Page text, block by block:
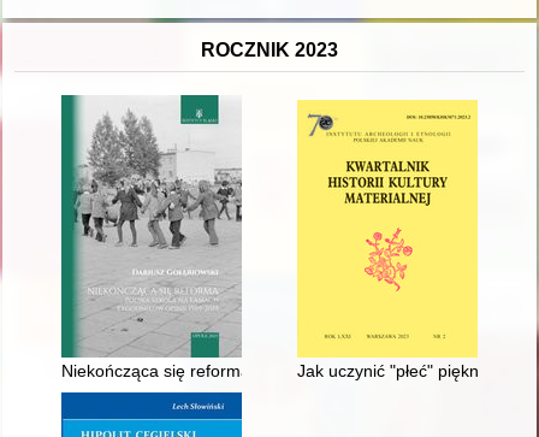
ROCZNIK 2023
Niekończąca się reforma : polska szkoła na łamach
Jak uczynić "płeć" piękną :